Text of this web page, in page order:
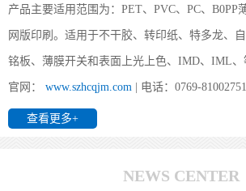
产品主要适用范围为：PET、PVC、PC、B0PP
网版印刷。适用于不干胶、转印纸、特多龙、
铭板、薄膜开关和表面上光上色、IMD、IML、
官网： www.szhcqjm.com | 电话：0769-
查看更多+
NEWS CENTER
方式。
(虎门) 前景对于其它行业来说算得上是不错
环境的限制，IMD/IML最重要、最受限制的